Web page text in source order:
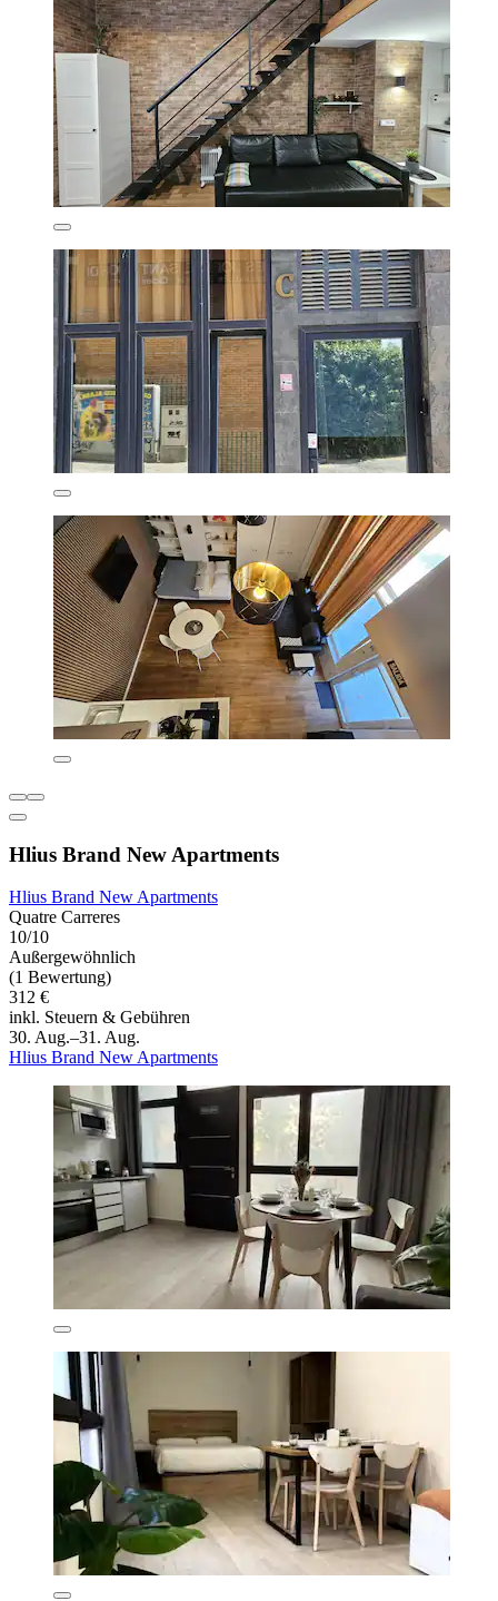
Hlius Brand New Apartments
Hlius Brand New Apartments
Quatre Carreres
10/10
Außergewöhnlich
(1 Bewertung)
312 €
inkl. Steuern & Gebühren
30. Aug.–31. Aug.
Hlius Brand New Apartments